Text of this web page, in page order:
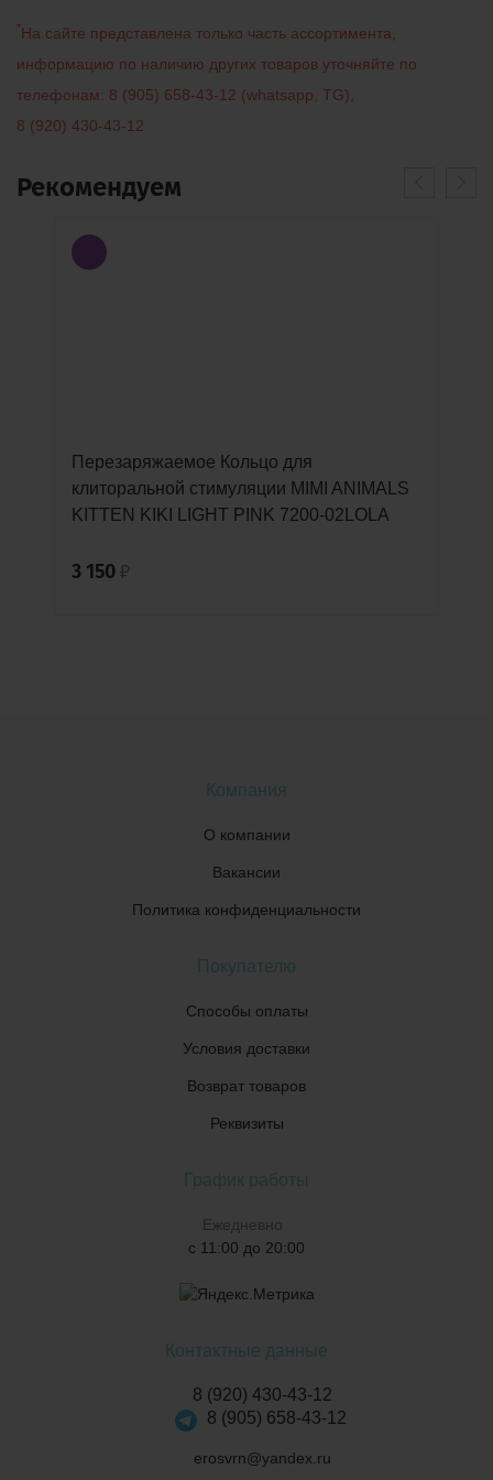
*На сайте представлена только часть ассортимента,
информацию по наличию других товаров уточняйте по
телефонам: 8 (905) 658-43-12 (whatsapp TG)
8 (920) 430-43-12
Рекомендуем
Перезаряжаемое Кольцо для
клиторальной стимуляции MIMI ANIMALS
KITTEN KIKI LIGHT PINK 7200-02LOLA
3 150 ₽
Компания
О компании
Вакансии
Политика конфиденциальности
Покупателю
Способы оплаты
Условия доставки
Возврат товаров
Реквизиты
График работы
Ежедневно
с 11:00 до 20:00
Контактные данные
8 (920) 430-43-12
8 (905) 658-43-12
erosvrn@yandex.ru